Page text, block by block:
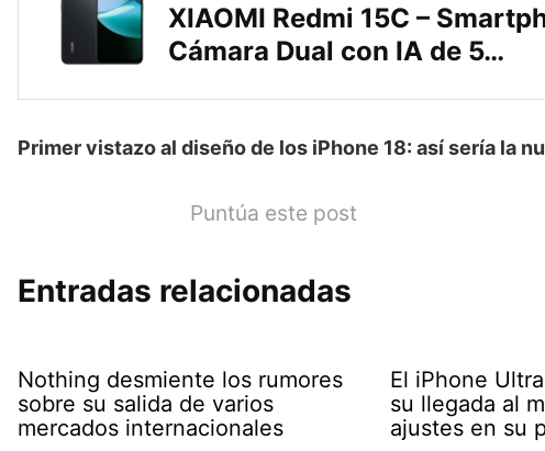
XIAOMI Redmi 15C –
Cámara Dual con IA de 5…
Primer vistazo al diseño de los iPhone 18: así sería la
Puntúa este post
Entradas relacionadas
Nothing desmiente los rumores
sobre su salida de varios
mercados internacionales
El iPhone
su llegada al
ajustes en su